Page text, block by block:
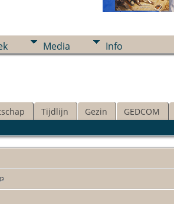
Media Info
Tijdlijn Gezin GEDCOM